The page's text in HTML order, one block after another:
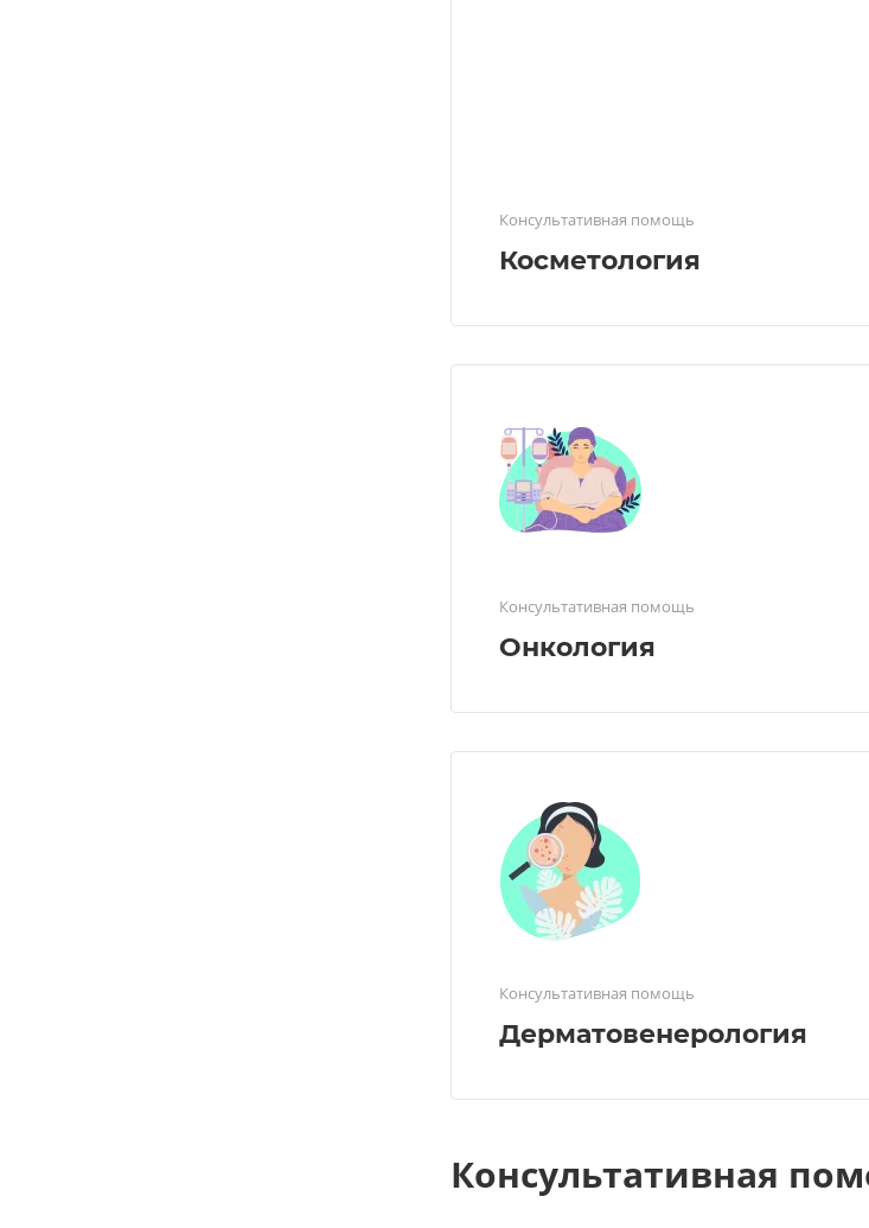
Консультативная помощь
Косметология
Консультативная помощь
Онкология
Консультативная помощь
Дерматовенерология
Консультативная